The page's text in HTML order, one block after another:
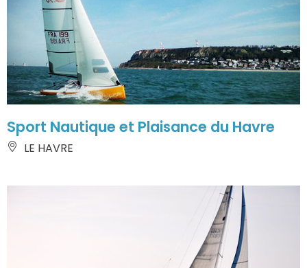
Sport Nautique et Plaisance du Havre
LE HAVRE